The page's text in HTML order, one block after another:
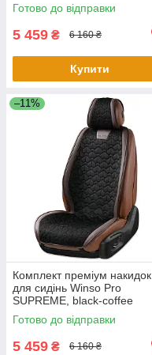
Готово до відправки
5 459 ₴ 6 160 ₴
Купити
–11%
Комплект преміум накидок
для сидінь Winso Pro
SUPREME, black-coffee
Готово до відправки
5 459 ₴ 6 160 ₴